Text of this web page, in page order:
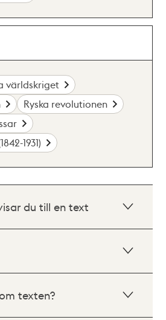
världskriget
Ryska revolutionen
1931)
du till en text
texten?